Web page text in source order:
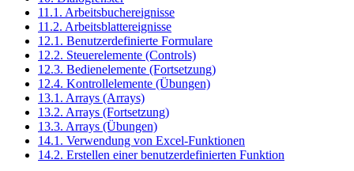
11.1. Arbeitsbuchereignisse
11.2. Arbeitsblattereignisse
12.1. Benutzerdefinierte Formulare
12.2. Steuerelemente (Controls)
12.3. Bedienelemente (Fortsetzung)
12.4. Kontrollelemente (Übungen)
13.1. Arrays (Arrays)
13.2. Arrays (Fortsetzung)
13.3. Arrays (Übungen)
14.1. Verwendung von Excel-Funktionen
14.2. Erstellen einer benutzerdefinierten Funktion